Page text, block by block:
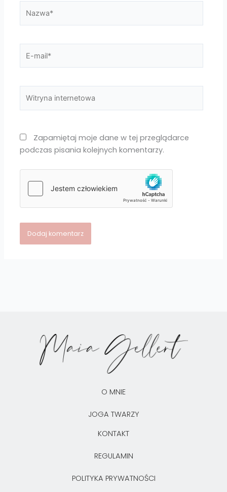
mail*
internetowa
Zapamiętaj moje dane w tej przeglądarce
podczas pisania kolejnych komentarzy.
O MNIE
JOGA TWARZY
KONTAKT
REGULAMIN
POLITYKA PRYWATNOŚCI